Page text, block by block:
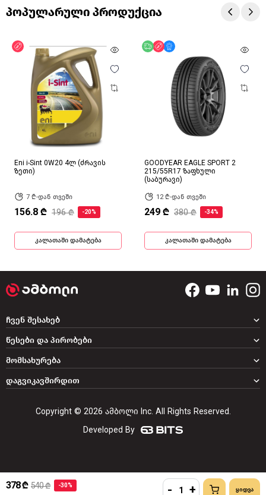
378 ₾ 540 ₾ -30% - +
პოპულარული პროდუქცია
ფასდაკლება
Eni i-Sint 0W20 4ლ (ძრავის
ზეთი)
7 ₾-დან თვეში
156.8 ₾ 196 ₾ -20%
კალათაში დამატება
უფასო მიწოდება
ფასდაკლება
GOODYEAR EAGLE SPORT 2
215/55R17 ზაფხული
(საბურავი)
12 ₾-დან თვეში
249 ₾ 380 ₾ -34%
კალათაში დამატება
დაგვიკავშირდით
ჩვენ შესახებ
წესები და პირობები
მომსახურება
Copyright © 2026 ამბოლი Inc. All Rights Reserved.
Developed By